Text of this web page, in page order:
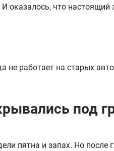
оказалось, что
не работает на старых
под
пятна и запах. Но после